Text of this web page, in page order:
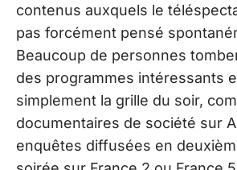
contenus auxquels le
pas forcément pensé
Beaucoup de personnes
des programmes intéressants
simplement la grille du soir,
documentaires de société sur
enquêtes diffusées en